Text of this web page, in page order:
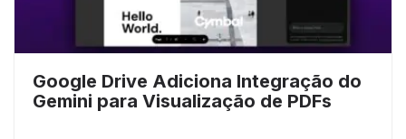
Google Drive Adiciona Integração do
Gemini para Visualização de PDFs